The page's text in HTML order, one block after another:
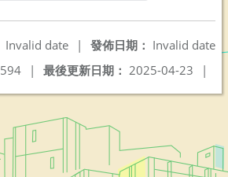
發佈日期： Invalid date
Invalid date
|
最後更新日期： 2025-04-23 |
594 |